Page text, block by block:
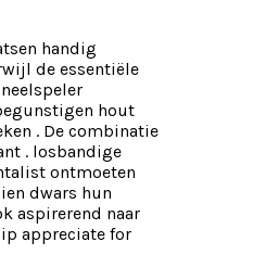
handig
de essentiële
hout
. De combinatie
. losbandige
ontmoeten
dwars hun
aspirerend naar
appreciate for